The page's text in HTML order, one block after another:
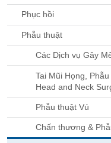
Phục hồi
Phẫu thuật
Các Dịch vụ Gây
Tai Mũi Họng,
Head and Neck
Phẫu thuật Vú
Chấn thương &